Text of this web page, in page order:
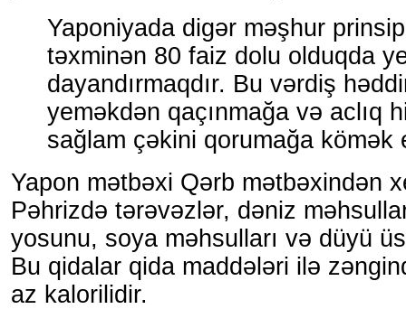
Yaponiyada digər məşhur
təxminən 80 faiz dolu olduqda
dayandırmaqdır. Bu vərdiş
yeməkdən qaçınmağa və aclıq
sağlam çəkini qorumağa kömək
Yapon mətbəxi Qərb mətbəxindən
Pəhrizdə tərəvəzlər, dəniz
yosunu, soya məhsulları və düyü
Bu qidalar qida maddələri ilə
az kalorilidir.